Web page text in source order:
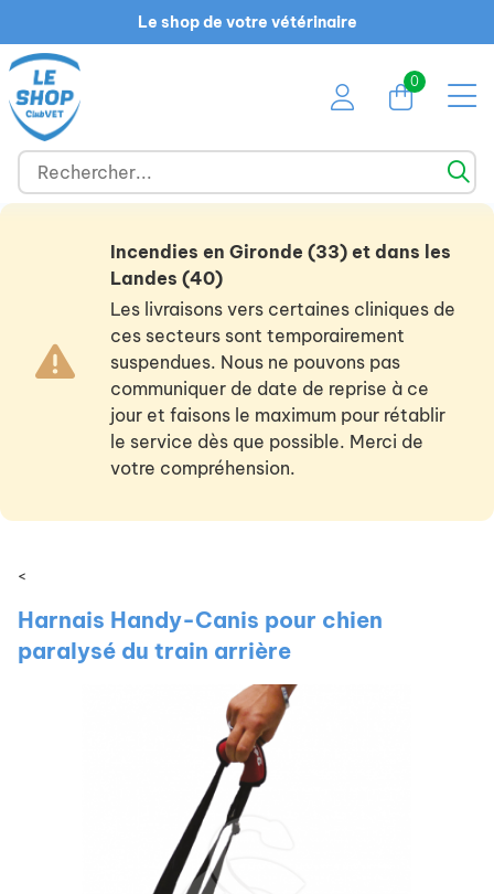
Le shop de votre vétérinaire
0
Incendies en Gironde (33) et dans les
Landes (40)
Les livraisons vers certaines cliniques de
ces secteurs sont temporairement
suspendues. Nous ne pouvons pas
communiquer de date de reprise à ce
jour et faisons le maximum pour rétablir
le service dès que possible. Merci de
votre compréhension.
<
Harnais Handy-Canis pour chien
paralysé du train arrière